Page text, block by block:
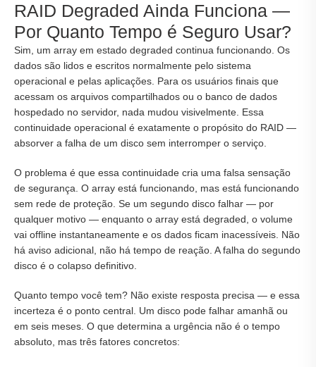
RAID Degraded Ainda Funciona —
Por Quanto Tempo é Seguro Usar?
Sim, um array em estado degraded continua funcionando. Os
dados são lidos e escritos normalmente pelo sistema
operacional e pelas aplicações. Para os usuários finais que
acessam os arquivos compartilhados ou o banco de dados
hospedado no servidor, nada mudou visivelmente. Essa
continuidade operacional é exatamente o propósito do RAID —
absorver a falha de um disco sem interromper o serviço.
O problema é que essa continuidade cria uma falsa sensação
de segurança. O array está funcionando, mas está funcionando
sem rede de proteção. Se um segundo disco falhar — por
qualquer motivo — enquanto o array está degraded, o volume
vai offline instantaneamente e os dados ficam inacessíveis. Não
há aviso adicional, não há tempo de reação. A falha do segundo
disco é o colapso definitivo.
Quanto tempo você tem? Não existe resposta precisa — e essa
incerteza é o ponto central. Um disco pode falhar amanhã ou
em seis meses. O que determina a urgência não é o tempo
absoluto, mas três fatores concretos: